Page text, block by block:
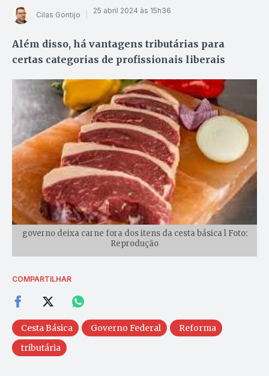
Cilas Gontijo 25 abril 2024 às 15h36
Além disso, há vantagens tributárias para
certas categorias de profissionais liberais
governo deixa carne fora dos itens da cesta básica l Foto:
Reprodução
COMPARTILHAR
Cesta Básica Governo Federal
Reforma
tributária